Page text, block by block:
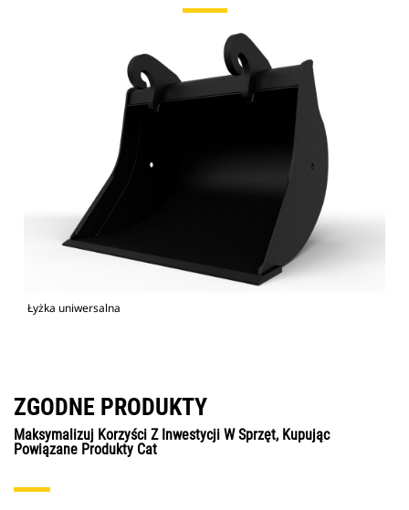
Łyżka uniwersalna
ZGODNE PRODUKTY
Maksymalizuj Korzyści Z Inwestycji W Sprzęt, Kupując
Powiązane Produkty Cat